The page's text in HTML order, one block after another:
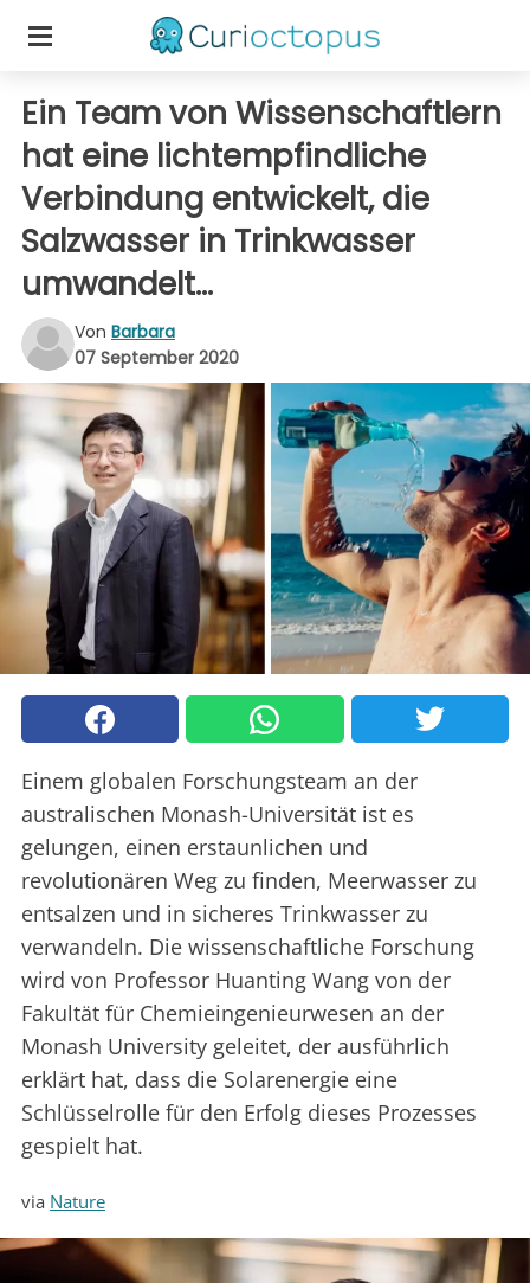
Ein Team von Wissenschaftlern
hat eine lichtempfindliche
Verbindung entwickelt, die
Salzwasser in Trinkwasser
umwandelt...
Von Barbara
07 September 2020
Einem globalen Forschungsteam an der
australischen Monash-Universität ist es
gelungen, einen erstaunlichen und
revolutionären Weg zu finden, Meerwasser zu
entsalzen und in sicheres Trinkwasser zu
verwandeln. Die wissenschaftliche Forschung
wird von Professor Huanting Wang von der
Fakultät für Chemieingenieurwesen an der
Monash University geleitet, der ausführlich
erklärt hat, dass die Solarenergie eine
Schlüsselrolle für den Erfolg dieses Prozesses
gespielt hat.
via Nature